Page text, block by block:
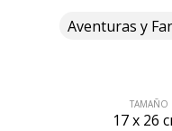
Aventuras y
TAMAÑO
17 x 26